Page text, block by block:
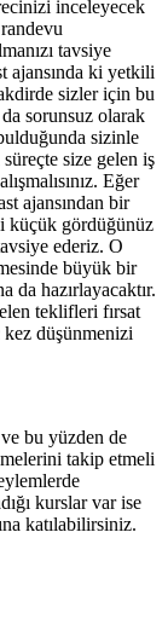
inceleyecek
tavsiye
ajansında ki yetkili
sizler için bu
sorunsuz olarak
sizinle
size gelen iş
Eğer
ajansından bir
küçük gördüğünüz
ederiz. O
büyük bir
da hazırlayacaktır.
teklifleri fırsat
düşünmenizi
bu yüzden de
takip etmeli
kurslar var ise
katılabilirsiniz.